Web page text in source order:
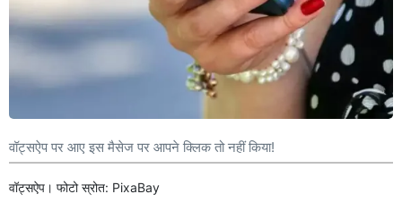
वॉट्सऐप पर आए इस मैसेज पर आपने क्लिक तो नहीं किया!
वॉट्सऐप। फोटो स्रोत: PixaBay